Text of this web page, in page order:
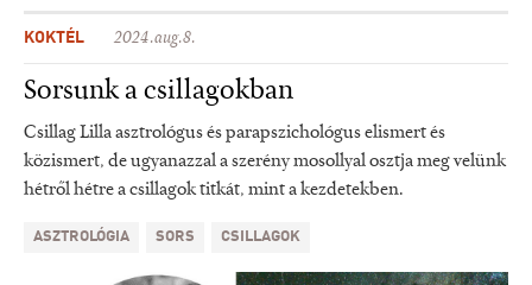
KOKTÉL 2024.aug.8.
Sorsunk a csillagokban
Csillag Lilla asztrológus és parapszichológus elismert és
közismert, de ugyanazzal a szerény mosollyal osztja meg velünk
hétről hétre a csillagok titkát, mint a kezdetekben.
ASZTROLÓGIA SORS CSILLAGOK